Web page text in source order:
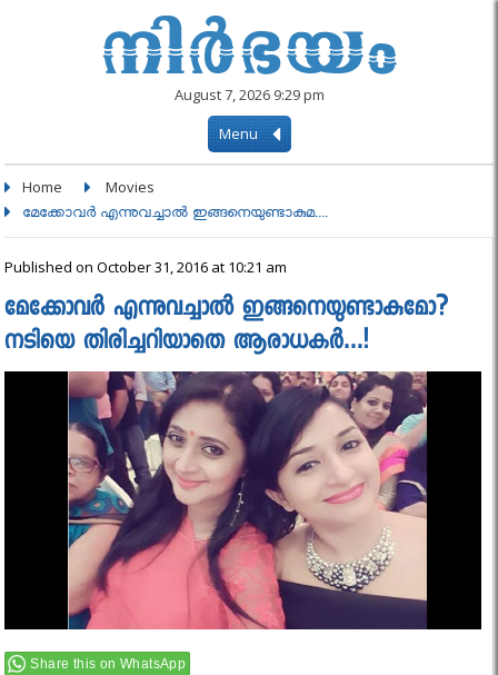
August 7, 2026 9:29 pm
Menu
Home Movies
മേക്കോവര്‍ എന്നുവച്ചാല്‍ ഇങ്ങനെയുണ്ടാകുമ....
Published on October 31, 2016 at 10:21 am
മേക്കോവര്‍ എന്നുവച്ചാല്‍ ഇങ്ങനെയുണ്ടാകുമോ?
നടിയെ തിരിച്ചറിയാതെ ആരാധകര്‍…!
Share this on WhatsApp